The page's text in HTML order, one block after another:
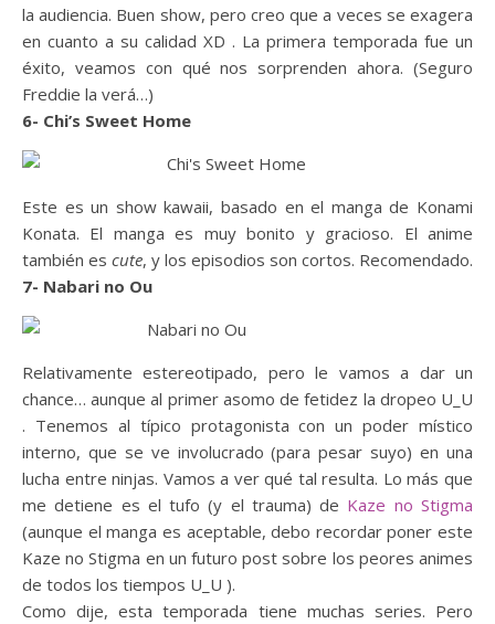
la audiencia. Buen show, pero creo que a veces se exagera
en cuanto a su calidad XD . La primera temporada fue un
éxito, veamos con qué nos sorprenden ahora. (Seguro
Freddie la verá…)
6- Chi’s Sweet Home
Este es un show kawaii, basado en el manga de Konami
Konata. El manga es muy bonito y gracioso. El anime
también es cute, y los episodios son cortos. Recomendado.
7- Nabari no Ou
Relativamente estereotipado, pero le vamos a dar un
chance… aunque al primer asomo de fetidez la dropeo U_U
. Tenemos al típico protagonista con un poder místico
interno, que se ve involucrado (para pesar suyo) en una
lucha entre ninjas. Vamos a ver qué tal resulta. Lo más que
me detiene es el tufo (y el trauma) de Kaze no Stigma
(aunque el manga es aceptable, debo recordar poner este
Kaze no Stigma en un futuro post sobre los peores animes
de todos los tiempos U_U ).
Como dije, esta temporada tiene muchas series. Pero